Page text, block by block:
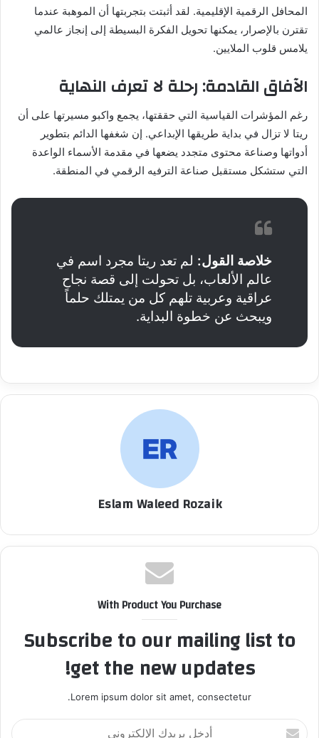
المحافل الرقمية الإقليمية. لقد أثبتت بتجربتها أن الموهبة عندما
تقترن بالإصرار، يمكنها تحويل الفكرة البسيطة إلى إنجاز عالمي
يلامس قلوب الملايين.
الآفاق القادمة: رحلة لا تعرف النهاية
رغم المؤشرات القياسية التي حققتها، يجمع واكبو مسيرتها على أن
ريتا لا تزال في بداية طريقها الإبداعي. إن شغفها الدائم بتطوير
أدواتها وصناعة محتوى متجدد يضعها في مقدمة الأسماء الواعدة
التي ستشكل مستقبل صناعة الترفيه الرقمي في المنطقة.
خلاصة القول: لم تعد ريتا مجرد اسم في
عالم الألعاب، بل تحولت إلى قصة نجاح
عراقية وعربية تلهم كل من يمتلك حلماً
ويبحث عن خطوة البداية.
Eslam Waleed Rozaik
With Product You Purchase
Subscribe to our mailing list to
get the new updates!
Lorem ipsum dolor sit amet, consectetur.
أ